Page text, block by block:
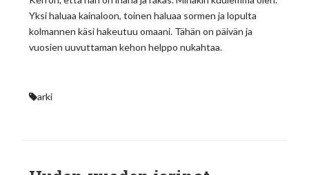
Yksi haluaa kainaloon, toinen haluaa sormen ja lopulta
kolmannen käsi hakeutuu omaani. Tähän on päivän ja
vuosien uuvuttaman kehon helppo nukahtaa.
arki